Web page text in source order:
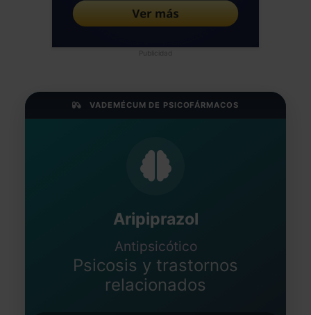
Publicidad
VADEMÉCUM DE PSICOFÁRMACOS
Aripiprazol
Antipsicótico
Psicosis y trastornos
relacionados